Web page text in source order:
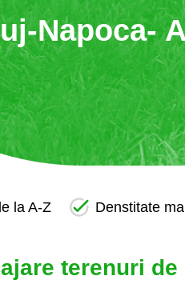
Napoca-
la A-Z Denstitate
terenuri